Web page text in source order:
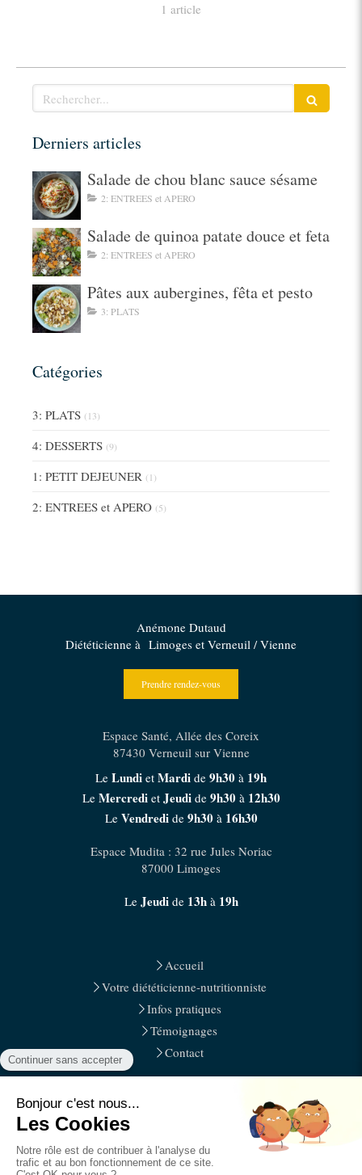
1 article
Rechercher
Derniers articles
Salade de chou blanc sauce sésame
2: ENTREES et APERO
Salade de quinoa patate douce et feta
2: ENTREES et APERO
Pâtes aux aubergines, fêta et pesto
3: PLATS
Catégories
3: PLATS (13)
4: DESSERTS (9)
1: PETIT DEJEUNER (1)
2: ENTREES et APERO (5)
Anémone Dutaud
Diététicienne à Limoges et Verneuil / Vienne
Prendre rendez-vous
Espace Santé, Allée des Coreix
87430 Verneuil sur Vienne
Le Lundi et Mardi de 9h30 à 19h
Le Mercrediet Jeudide 9h30à 12h30
Le Vendredide 9h30à 16h30
Espace Mudita : 32 rue Jules Noriac
87000 Limoges
Le Jeudide 13hà 19h
Accueil
Votre diététicienne-nutritionniste
Infos pratiques
Témoignages
Contact